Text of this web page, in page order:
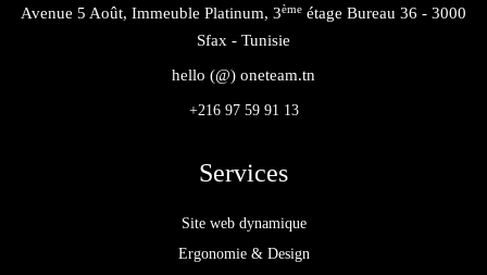
Avenue 5 Août, Immeuble Platinum, 3ème étage Bureau 36 - 3000
Sfax - Tunisie
hello (@) oneteam.tn
+216 97 59 91 13
Services
Site web dynamique
Ergonomie & Design